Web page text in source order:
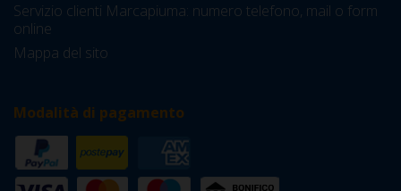
Servizio clienti Marcapiuma: numero telefono, mail o form
online
Mappa del sito
Modalità di pagamento